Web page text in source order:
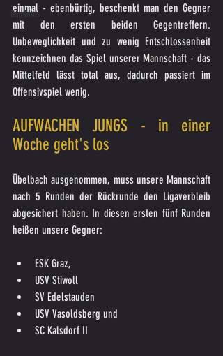
Bambinis
einmal - ebenbürtig, beschenkt man den Gegner
mit den ersten beiden Gegentreffern.
Unbeweglichkeit und zu wenig Entschlossenheit
kennzeichnen das Spiel unserer Mannschaft - das
Mittelfeld lässt total aus, dadurch passiert im
Offensivspiel wenig.
AUFWACHEN JUNGS - in einer
Woche geht's los
Übelbach ausgenommen, muss unsere Mannschaft
nach 5 Runden der Rückrunde den Ligaverbleib
abgesichert haben. In diesen ersten fünf Runden
heißen unsere Gegner:
ESK Graz,
USV Stiwoll
SV Edelstauden
USV Vasoldsberg und
SC Kalsdorf II